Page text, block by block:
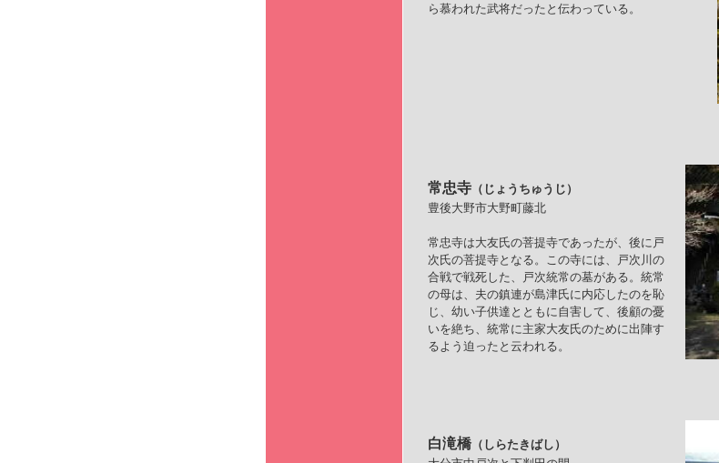
ら慕われた武将だったと伝わっている。
常忠寺 （じょうちゅうじ）
豊後大野市大野町藤北
常忠寺は大友氏の菩提寺であったが、後に戸
次氏の菩提寺となる。この寺には、戸次川の
合戦で戦死した、戸次統常の墓がある。統常
の母は、夫の鎮連が島津氏に内応したのを恥
じ、幼い子供達とともに自害して、後顧の憂
いを絶ち、統常に主家大友氏のために出陣す
るよう迫ったと云われる。
白滝橋 （しらたきばし）